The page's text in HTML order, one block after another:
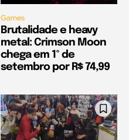
Games
Brutalidade e heavy
metal: Crimson Moon
chega em 1º de
setembro por R$ 74,99